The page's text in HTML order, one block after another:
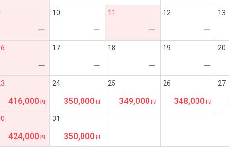
ー
10
ー
11
ー
12
ー
13
ー
17
ー
18
ー
19
ー
20
416,000
24
350,000
25
349,000
26
348,000
27
424,000
31
350,000